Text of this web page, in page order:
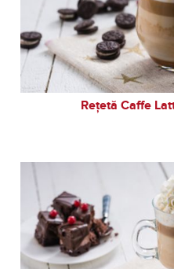
Rețetă Caffe